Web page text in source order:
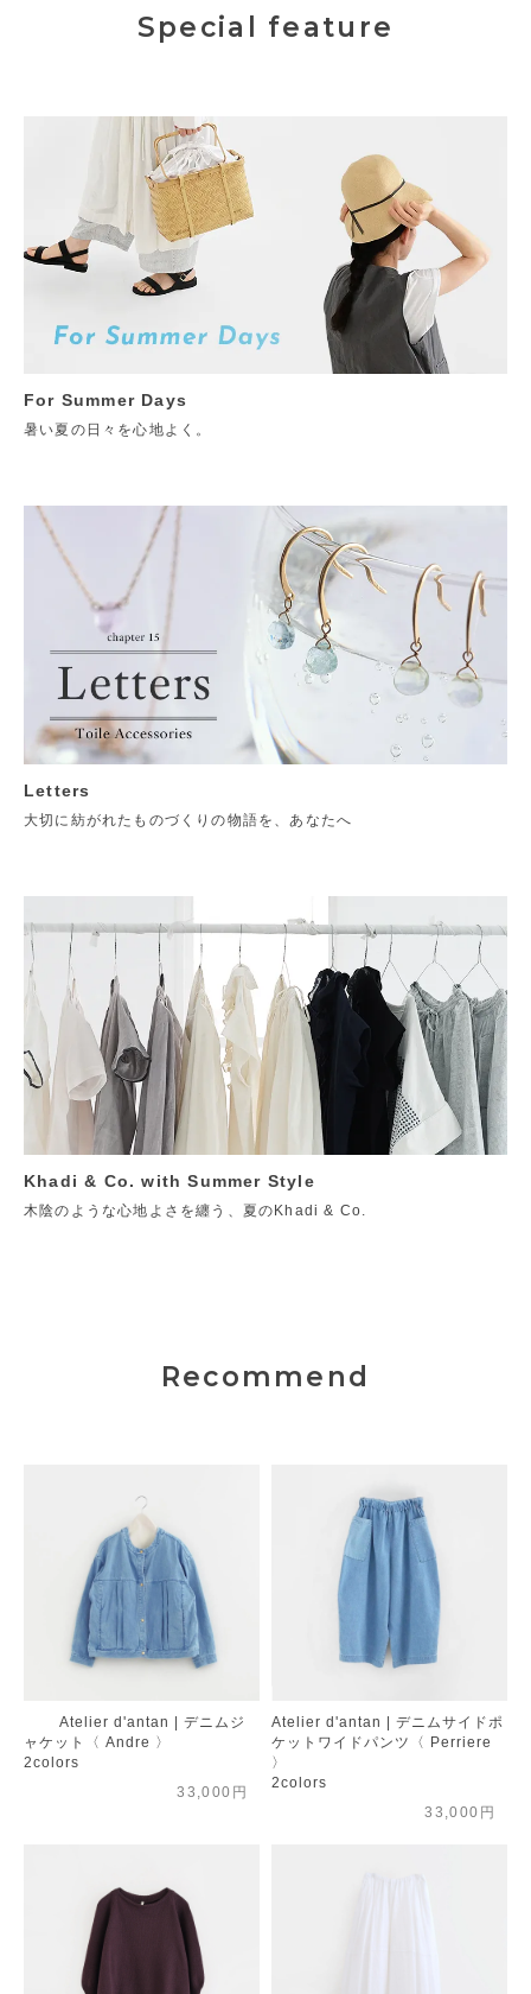
Special feature
For Summer Days
暑い夏の日々を心地よく。
Letters
大切に紡がれたものづくりの物語を、あなたへ
Khadi & Co. with Summer Style
木陰のような心地よさを纏う、夏のKhadi & Co.
Recommend
Atelier d'antan | デニムジ
ャケット〈 Andre 〉
2colors
33,000円
Atelier d'antan | デニムサイドポ
ケットワイドパンツ〈 Perriere
〉
2colors
33,000円